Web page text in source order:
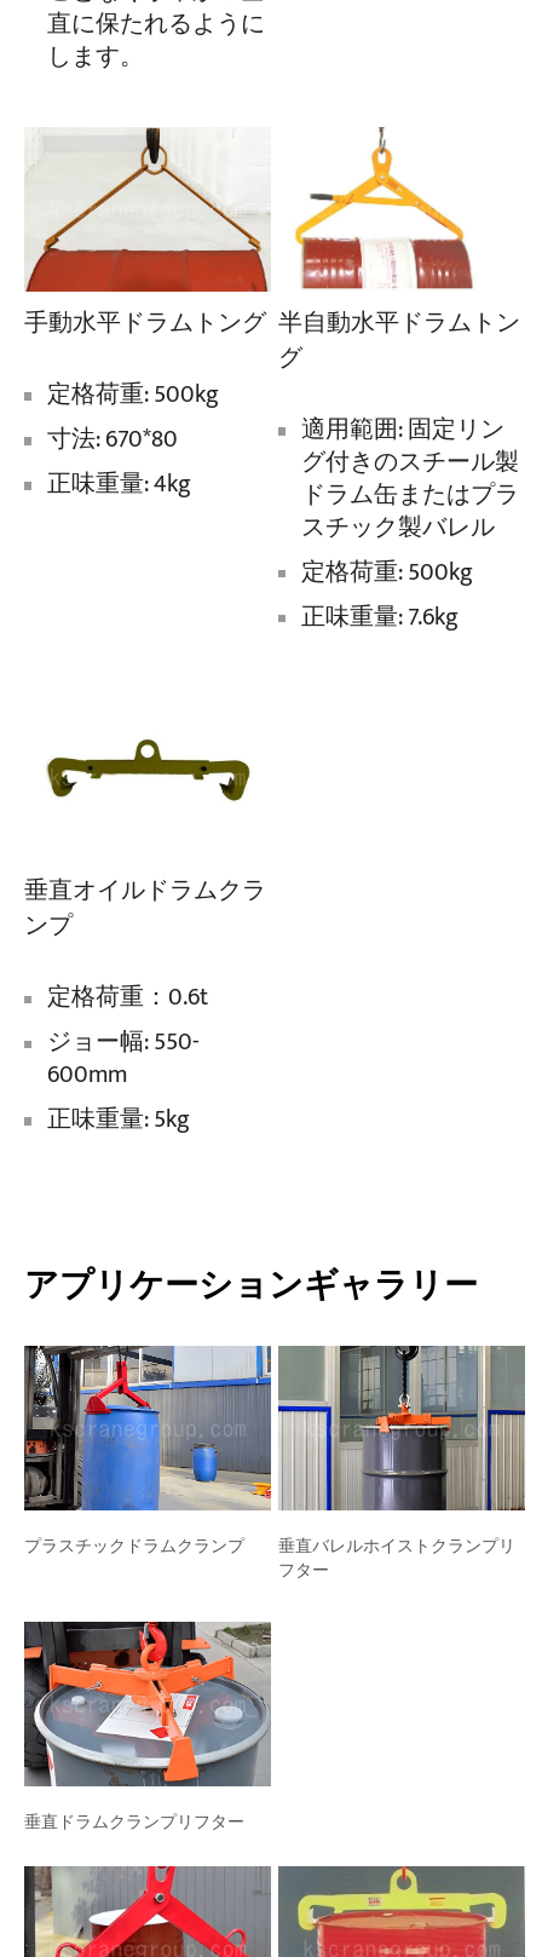
直に保たれるように
します。
手動水平ドラムトング
定格荷重: 500kg
寸法: 670*80
正味重量: 4kg
半自動水平ドラムトン
グ
適用範囲: 固定リン
グ付きのスチール製
ドラム缶またはプラ
スチック製バレル
定格荷重: 500kg
正味重量: 7.6kg
垂直オイルドラムクラ
ンプ
定格荷重：0.6t
ジョー幅: 550-
600mm
正味重量: 5kg
アプリケーションギャラリー
プラスチックドラムクランプ
垂直バレルホイストクランプリ
フター
垂直ドラムクランプリフター